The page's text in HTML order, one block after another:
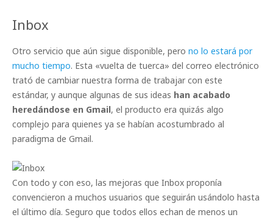
Inbox
Otro servicio que aún sigue disponible, pero no lo estará por
mucho tiempo. Esta «vuelta de tuerca» del correo electrónico
trató de cambiar nuestra forma de trabajar con este
estándar, y aunque algunas de sus ideas han acabado
heredándose en Gmail, el producto era quizás algo
complejo para quienes ya se habían acostumbrado al
paradigma de Gmail.
Con todo y con eso, las mejoras que Inbox proponía
convencieron a muchos usuarios que seguirán usándolo hasta
el último día. Seguro que todos ellos echan de menos un